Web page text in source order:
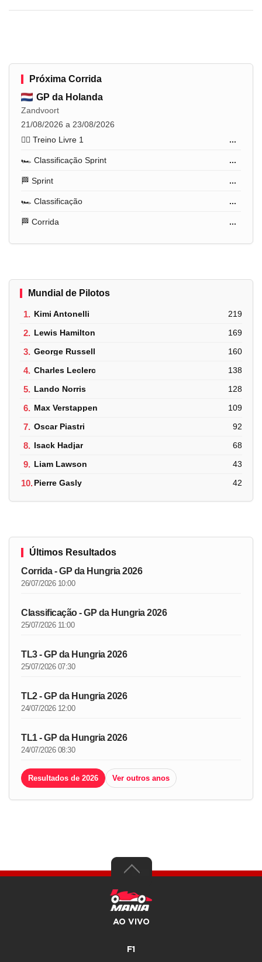
Próxima Corrida
GP da Holanda
Zandvoort
21/08/2026 a 23/08/2026
🏋️‍♂️ Treino Livre 1
...
🏎️ Classificação Sprint ...
🏁 Sprint ...
🏎️ Classificação ...
🏁 Corrida ...
Mundial de Pilotos
1. Kimi Antonelli 219
2. Lewis Hamilton 169
3. George Russell 160
4. Charles Leclerc 138
5. Lando Norris 128
6. Max Verstappen 109
7. Oscar Piastri 92
8. Isack Hadjar 68
9. Liam Lawson 43
10.Pierre Gasly 42
Últimos Resultados
Corrida - GP da Hungria 2026
26/07/2026 10:00
Classificação - GP da Hungria 2026
25/07/2026 11:00
TL3 - GP da Hungria 2026
25/07/2026 07:30
TL2 - GP da Hungria 2026
24/07/2026 12:00
TL1 - GP da Hungria 2026
24/07/2026 08:30
Resultados de 2026 Ver outros anos
AO VIVO
F1